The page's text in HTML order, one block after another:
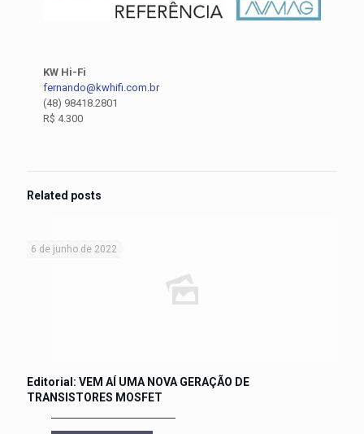
KW Hi-Fi
fernando@kwhifi.com.br
(48) 98418.2801
R$ 4.300
Related posts
6 de junho de 2022
Editorial: VEM AÍ UMA NOVA GERAÇÃO DE
TRANSISTORES MOSFET